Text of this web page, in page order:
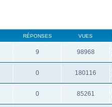
RÉPONSES VUES
9 98968
0 180116
0 85261